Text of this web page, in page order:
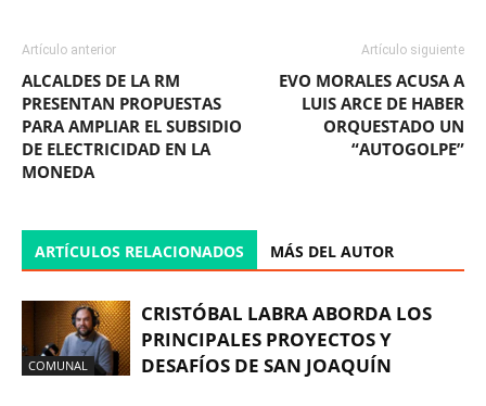
Artículo anterior
ALCALDES DE LA RM
PRESENTAN PROPUESTAS
PARA AMPLIAR EL SUBSIDIO
DE ELECTRICIDAD EN LA
MONEDA
Artículo siguiente
EVO MORALES ACUSA A
LUIS ARCE DE HABER
ORQUESTADO UN
“AUTOGOLPE”
ARTÍCULOS RELACIONADOS MÁS DEL AUTOR
COMUNAL
CRISTÓBAL LABRA ABORDA LOS
PRINCIPALES PROYECTOS Y
DESAFÍOS DE SAN JOAQUÍN